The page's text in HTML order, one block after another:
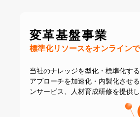
変革基盤事業
標準化リソースをオンライン
当社のナレッジを型化・標準化す
アプローチを加速化・内製化させ
ンサービス、人材育成研修を提供し